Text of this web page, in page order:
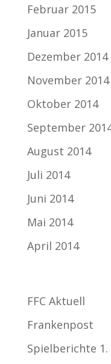
Februar 2015
Januar 2015
Dezember 2014
November 2014
Oktober 2014
September
August 2014
Juli 2014
Juni 2014
Mai 2014
April 2014
FFC Aktuell
Frankenpost
Spielberichte